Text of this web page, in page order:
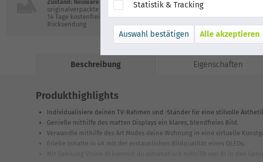
Statistik & Tracking
Alle akzeptieren
Zustand: Neuware
originalverpackte Neuware
14 Tage kostenfreie
Rücksendung
Beschreibung Eigenschaften
Produkthighlights
Individualisiere deinen TV-Rahmen und -Ständer für eine stilvolle
Genieße mithilfe des matten Displays ein klares, blendfreies Bild.
Verwandle mithilfe des Art Modes deine Wohnung in eine virtuelle
Erlebe Inhalte in 4K mit der erstaunlichen Bildqualität eines QLEDs.